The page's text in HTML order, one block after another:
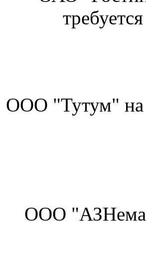
ООО "Тутум" на
ООО